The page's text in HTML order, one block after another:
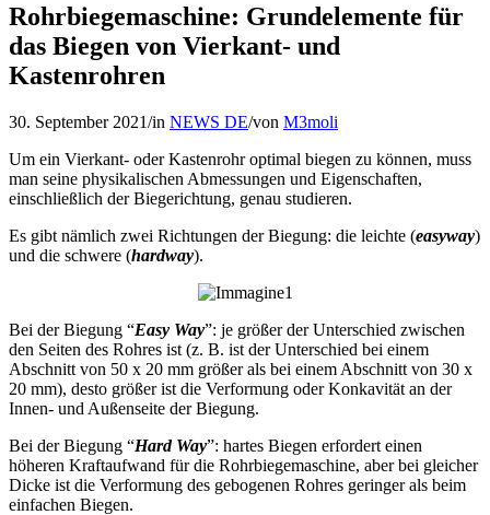
Rohrbiegemaschine: Grundelemente für
das Biegen von Vierkant- und
Kastenrohren
30. September 2021/in NEWS DE/von M3moli
Um ein Vierkant- oder Kastenrohr optimal biegen zu können, muss
man seine physikalischen Abmessungen und Eigenschaften,
einschließlich der Biegerichtung, genau studieren.
Es gibt nämlich zwei Richtungen der Biegung: die leichte (easyway)
und die schwere (hardway).
Bei der Biegung “Easy Way”: je größer der Unterschied zwischen
den Seiten des Rohres ist (z. B. ist der Unterschied bei einem
Abschnitt von 50 x 20 mm größer als bei einem Abschnitt von 30 x
20 mm), desto größer ist die Verformung oder Konkavität an der
Innen- und Außenseite der Biegung.
Bei der Biegung “Hard Way”: hartes Biegen erfordert einen
höheren Kraftaufwand für die Rohrbiegemaschine, aber bei gleicher
Dicke ist die Verformung des gebogenen Rohres geringer als beim
einfachen Biegen.